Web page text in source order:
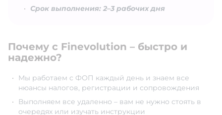
Срок выполнения: 2–3 рабочих дня
Почему с Finevolution – быстро и
надежно?
Мы работаем с ФОП каждый день и знаем все
нюансы налогов, регистрации и сопровождения
Выполняем все удаленно – вам не нужно стоять в
очередях или изучать инструкции